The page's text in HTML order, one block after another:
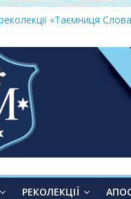
«Таємниця
– єв.Матея 2026
Христі – осінь 2026
вересні 2026
РЕКОЛЕКЦІЇ